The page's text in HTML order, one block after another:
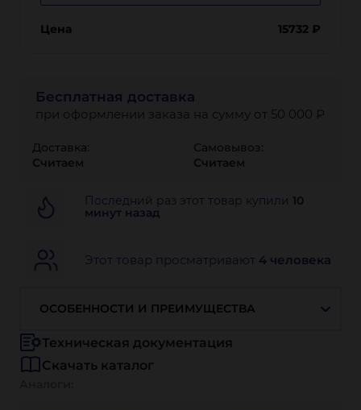
Цена 15732 ₽
Бесплатная доставка
при оформлении заказа на сумму от 50 000 ₽
Доставка:
Считаем
Самовывоз:
Считаем
Последний раз этот товар купили 10
минут назад
Этот товар просматривают 4 человека
ОСОБЕННОСТИ И ПРЕИМУЩЕСТВА
Техническая документация
Скачать каталог